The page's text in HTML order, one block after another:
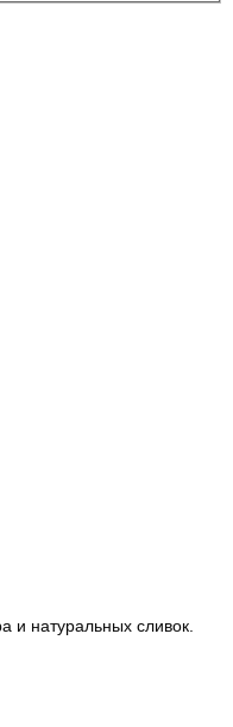
и натуральных сливок.